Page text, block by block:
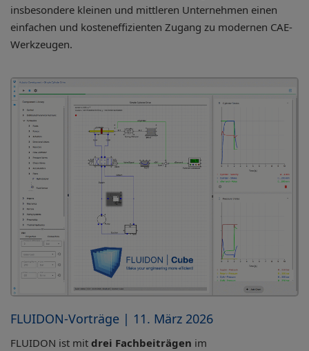
insbesondere kleinen und mittleren Unternehmen einen
einfachen und kosteneffizienten Zugang zu modernen CAE-
Werkzeugen.
FLUIDON-Vorträge | 11. März 2026
FLUIDON ist mit drei Fachbeiträgen im